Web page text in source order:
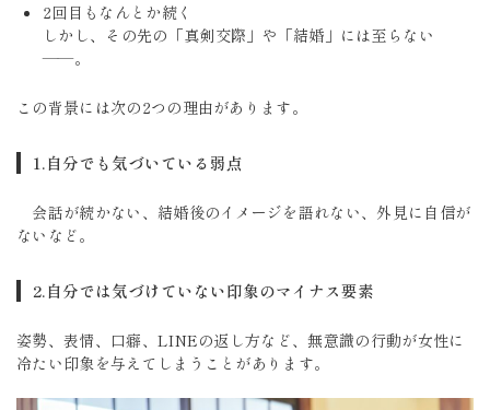
2回目もなんとか続く
しかし、その先の「真剣交際」や「結婚」には至らない
――。
この背景には次の2つの理由があります。
1.自分でも気づいている弱点
会話が続かない、結婚後のイメージを語れない、外見に自信が
ないなど。
2.自分では気づけていない印象のマイナス要素
姿勢、表情、口癖、LINEの返し方など、無意識の行動が女性に
冷たい印象を与えてしまうことがあります。